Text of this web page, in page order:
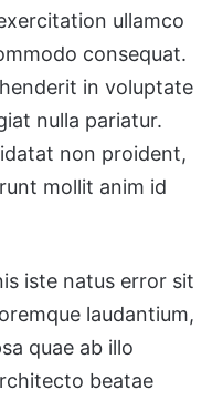
ullamco
consequat.
in voluptate
nulla pariatur.
non proident,
mollit anim id
iste natus error sit
laudantium,
quae ab illo
beatae